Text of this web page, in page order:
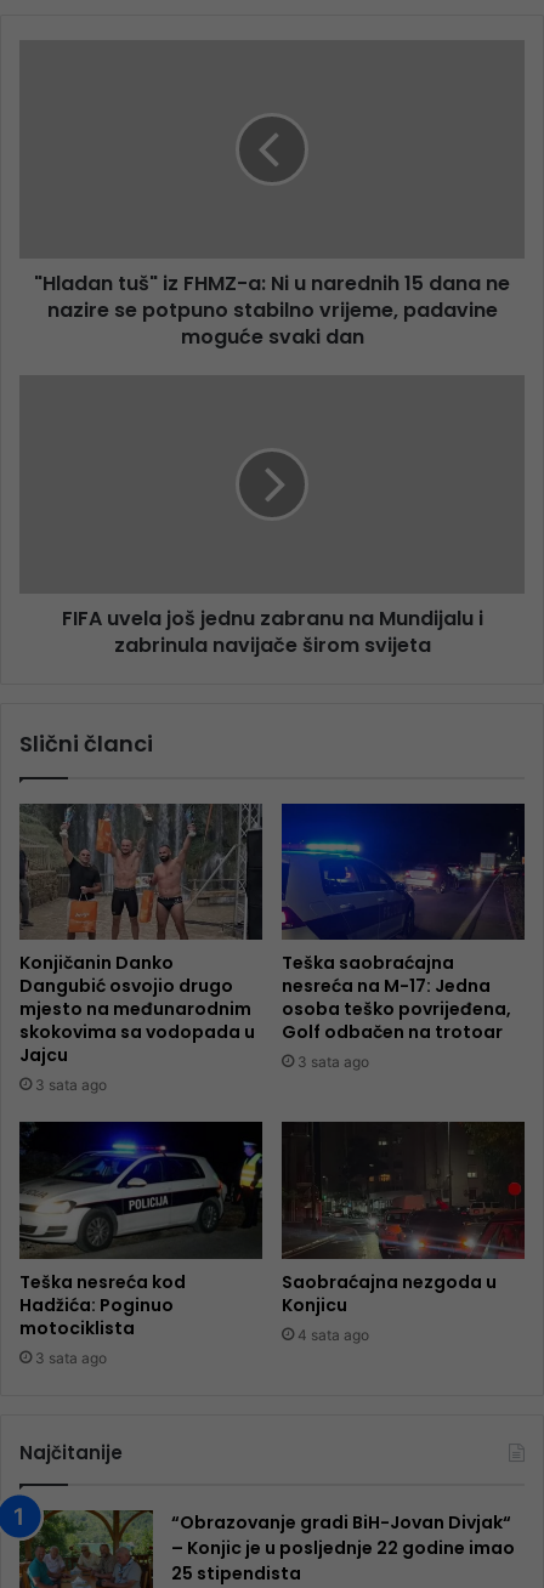
"Hladan tuš" iz FHMZ-a: Ni u narednih 15 dana ne
nazire se potpuno stabilno vrijeme, padavine
moguće svaki dan
FIFA uvela još jednu zabranu na Mundijalu i
zabrinula navijače širom svijeta
Slični članci
Konjičanin Danko
Dangubić osvojio drugo
mjesto na međunarodnim
skokovima sa vodopada u
Jajcu
3 sata ago
Teška saobraćajna
nesreća na M-17: Jedna
osoba teško povrijeđena,
Golf odbačen na trotoar
3 sata ago
Teška nesreća kod
Hadžića: Poginuo
motociklista
3 sata ago
Saobraćajna nezgoda u
Konjicu
4 sata ago
Najčitanije
“Obrazovanje gradi BiH-Jovan Divjak“
– Konjic je u posljednje 22 godine imao
25 ​​stipendista